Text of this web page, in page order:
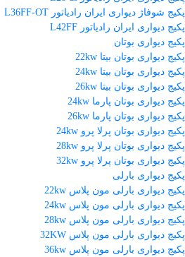
پکیج شوفاژ دیواری ایران رادیاتور L36FF-OT
پکیج دیواری ایران رادیاتور L42FF
پکیج دیواری بوتان
پکیج دیواری بوتان بیتا 22kw
پکیج دیواری بوتان بیتا 24kw
پکیج دیواری بوتان بیتا 26kw
پکیج دیواری بوتان پارما 24kw
پکیج دیواری بوتان پارما 26kw
پکیج دیواری بوتان پرلا پرو 24kw
پکیج دیواری بوتان پرلا پرو 28kw
پکیج دیواری بوتان پرلا پرو 32kw
پکیج دیواری بارلی
پکیج دیواری بارلی مون پلاس 22kw
پکیج دیواری بارلی مون پلاس 24kw
پکیج دیواری بارلی مون پلاس 28kw
پکیج دیواری بارلی مون پلاس 32KW
پکیج دیواری بارلی مون پلاس 36kw